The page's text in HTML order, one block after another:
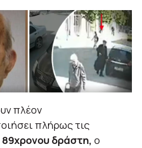
πλέον
πλήρως τις
89χρονου δράστη, ο